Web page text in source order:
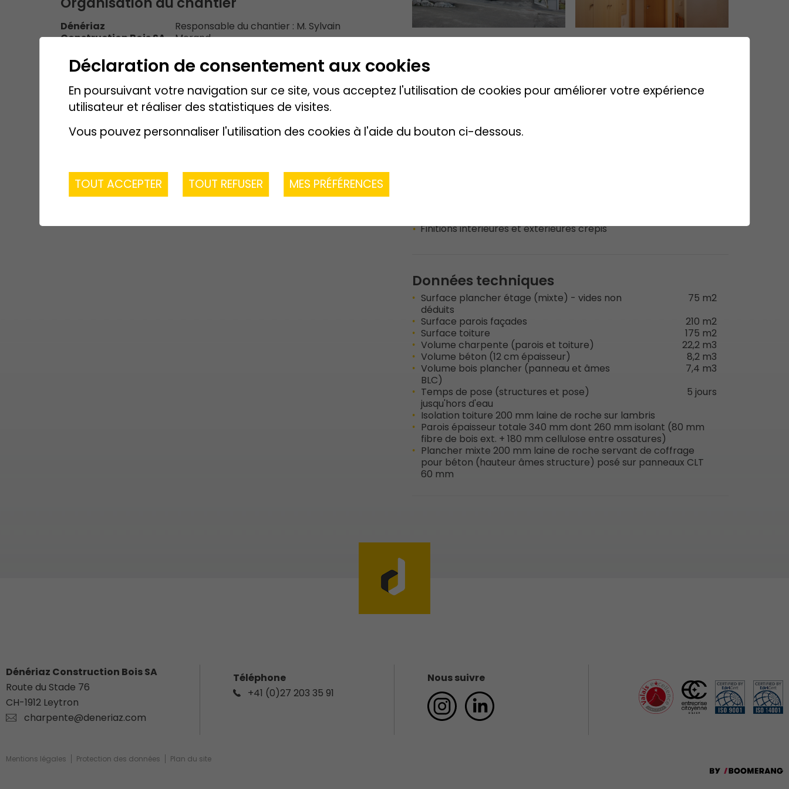
Dénériaz
Construction Bois SA
Responsable du chantier : M. Sylvain
Morand
Finitions intérieures et extérieures crépis
Données techniques
Surface plancher étage (mixte) - vides non
déduits
75 m2
Surface parois façades
210 m2
Surface toiture
175 m2
Volume charpente (parois et toiture)
22,2 m3
Volume béton (12 cm épaisseur)
8,2 m3
Volume bois plancher (panneau et âmes
BLC)
7,4 m3
Temps de pose (structures et pose)
jusqu'hors d'eau
5 jours
Isolation toiture 200 mm laine de roche sur lambris
Parois épaisseur totale 340 mm dont 260 mm isolant (80 mm
fibre de bois ext. + 180 mm cellulose entre ossatures)
Plancher mixte 200 mm laine de roche servant de coffrage
pour béton (hauteur âmes structure) posé sur panneaux CLT
60 mm
Dénériaz Construction Bois SA
Route du Stade 76
CH-1912 Leytron
charpente@deneriaz.com
Téléphone
+41 (0)27 203 35 91
Nous suivre
Mentions légales Protection des données Plan du site
Déclaration de consentement aux cookies
En poursuivant votre navigation sur ce site, vous acceptez l'utilisation de cookies pour améliorer votre expérience
utilisateur et réaliser des statistiques de visites.
Vous pouvez personnaliser l'utilisation des cookies à l'aide du bouton ci-dessous.
TOUT ACCEPTER TOUT REFUSER MES PRÉFÉRENCES